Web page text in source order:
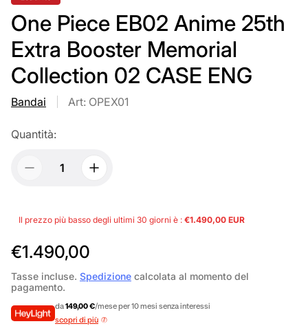
del
prodotto:
One Piece EB02 Anime 25th
Extra Booster Memorial
Collection 02 CASE ENG
Bandai Art: OPEX01
Quantità:
Il prezzo più basso degli ultimi 30 giorni è : €1.490,00 EUR
P
r
e
z
€1.490,00
Tasse incluse. Spedizione calcolata al momento del
pagamento.
da149,00 €/mese per 10 mesi senza interessi
scopri di più